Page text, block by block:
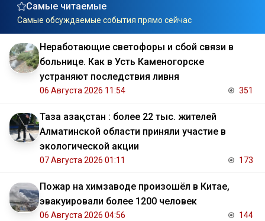
Самые читаемые
Самые обсуждаемые события прямо сейчас
Неработающие светофоры и сбой связи в
больнице. Как в Усть Каменогорске
устраняют последствия ливня
06 Августа 2026 11:54 351
Таза Қазақстан : более 22 тыс. жителей
Алматинской области приняли участие в
экологической акции
07 Августа 2026 01:11 173
Пожар на химзаводе произошёл в Китае,
эвакуировали более 1200 человек
06 Августа 2026 04:56 144